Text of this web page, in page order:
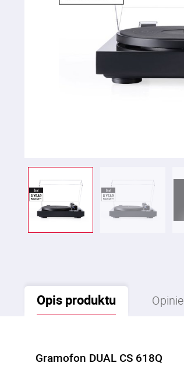
Opis produktu Opinie
Gramofon DUAL CS 618Q